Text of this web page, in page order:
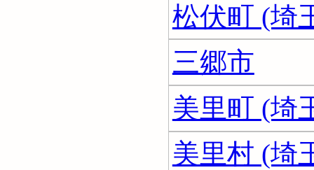
松伏町 (埼
三郷市
美里町 (埼
美里村 (埼